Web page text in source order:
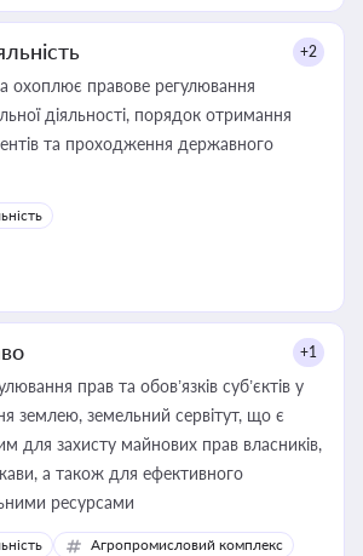
+2
охоплює правове регулювання
діяльності, порядок отримання
та проходження державного
+1
прав та обов’язків суб’єктів у
землею, земельний сервітут, що є
для захисту майнових прав власників,
а також для ефективного
ресурсами
Агропромисловий комплекс